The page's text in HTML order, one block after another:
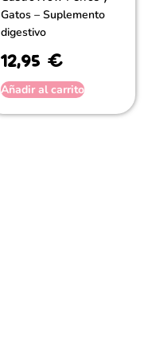
Gatos – Suplemento
digestivo
12,95 €
Añadir al carrito